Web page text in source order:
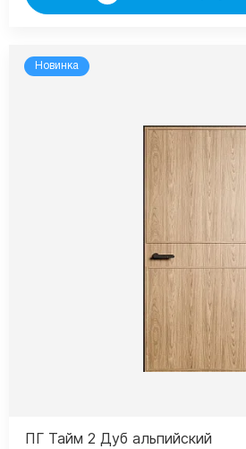
Новинка
ПГ Тайм 2 Дуб альпийский